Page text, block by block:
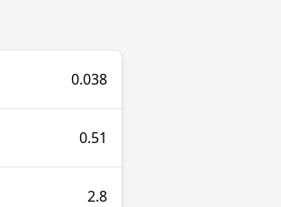
0.038
0.51
2.8